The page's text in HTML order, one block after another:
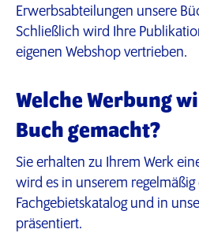
Erwerbsabteilungen unsere
Schließlich wird Ihre
eigenen Webshop vertrieben.
Welche Werbung
Buch gemacht?
Sie erhalten zu Ihrem Werk
wird es in unserem
Fachgebietskatalog und in
präsentiert.